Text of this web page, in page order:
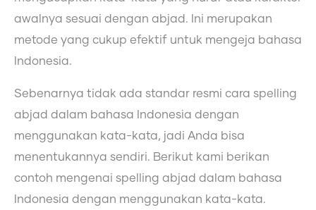
awalnya sesuai dengan abjad. Ini merupakan
metode yang cukup efektif untuk mengeja bahasa
Indonesia.
Sebenarnya tidak ada standar resmi cara spelling
abjad dalam bahasa Indonesia dengan
menggunakan kata-kata, jadi Anda bisa
menentukannya sendiri. Berikut kami berikan
contoh mengenai spelling abjad dalam bahasa
Indonesia dengan menggunakan kata-kata.